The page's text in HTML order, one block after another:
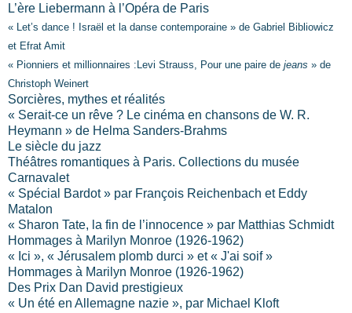
L’ère Liebermann à l’Opéra de Paris
« Let’s dance ! Israël et la danse contemporaine » de Gabriel Bibliowicz
et Efrat Amit
« Pionniers et millionnaires :Levi Strauss, Pour une paire de jeans » de
Christoph Weinert
Sorcières, mythes et réalités
« Serait-ce un rêve ? Le cinéma en chansons de W. R.
Heymann » de Helma Sanders-Brahms
Le siècle du jazz
Théâtres romantiques à Paris. Collections du musée
Carnavalet
« Spécial Bardot » par François Reichenbach et Eddy
Matalon
« Sharon Tate, la fin de l’innocence » par Matthias Schmidt
Hommages à Marilyn Monroe (1926-1962)
« Ici », « Jérusalem plomb durci » et « J'ai soif »
Hommages à Marilyn Monroe (1926-1962)
Des Prix Dan David prestigieux
« Un été en Allemagne nazie », par Michael Kloft